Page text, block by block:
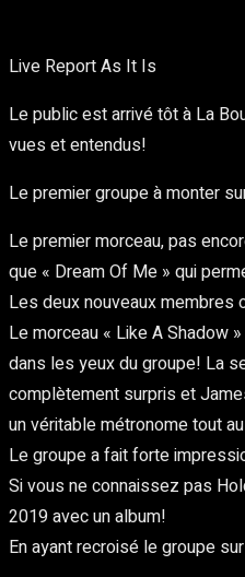
Live Report As It Is
Le public est arrivé tôt à La
vues et entendus!
Le premier groupe à monter
Le premier morceau, pas
que « Dream Of Me » qui
Les deux nouveaux membres
Le morceau « Like A Shadow
dans les yeux du groupe! La
complètement surpris et
un véritable métronome tout
Le groupe a fait forte
Si vous ne connaissez pas
2019 avec un album!
En ayant recroisé le groupe